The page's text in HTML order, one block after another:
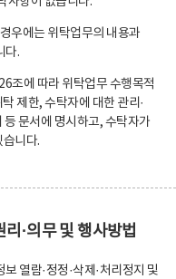
우에는 위탁업무의 내용과
다.
조에 따라 위탁업무 수행목적
제한, 수탁자에 대한 관리·
문서에 명시하고, 수탁자가
니다.
·의무 및 행사방법
열람·정정·삭제·처리정지 및